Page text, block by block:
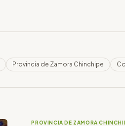
Provincia de Zamora Chinchipe
PROVINCIA DE ZAMORA